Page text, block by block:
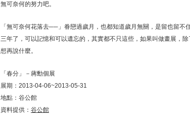
無可奈何的努力吧。
「無可奈何花落去──」眷戀過歲月，也都知道歲月無關，是留也留不住
三年了，可以記憶和可以遺忘的，其實都不只這些，如果叫做畫展，
想再說什麼。
「春分」－蔣勳個展
展期：2013-04-06~2013-05-31
地點：谷公館
資料提供： 谷公館